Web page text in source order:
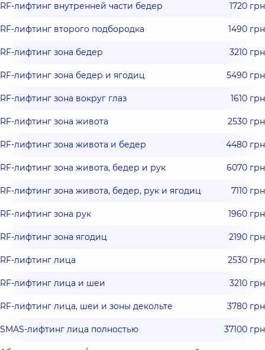
RF-лифтинг внутренней части бедер 1720 грн
RF-лифтинг второго подбородка 1490 грн
RF-лифтинг зона бедер 3210 грн
RF-лифтинг зона бедер и ягодиц 5490 грн
RF-лифтинг зона вокруг глаз 1610 грн
RF-лифтинг зона живота 2530 грн
RF-лифтинг зона живота и бедер 4480 грн
RF-лифтинг зона живота, бедер и рук 6070 грн
RF-лифтинг зона живота, бедер, рук и ягодиц 7110 грн
RF-лифтинг зона рук 1960 грн
RF-лифтинг зона ягодиц 2190 грн
RF-лифтинг лица 2530 грн
RF-лифтинг лица и шеи 3210 грн
RF-лифтинг лица, шеи и зоны декольте 3780 грн
SMAS-лифтинг лица полностью 37100 грн